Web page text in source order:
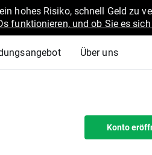
hohes Risiko, schnell Geld zu
funktionieren, und ob Sie es
Über uns
Konto